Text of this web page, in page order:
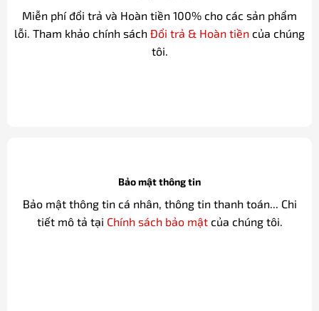
Miễn phí đổi trả và Hoàn tiền 100% cho các sản phẩm
lỗi. Tham khảo chính sách Đổi trả & Hoàn tiền của chúng
tôi.
Bảo mật thông tin
Bảo mật thông tin cá nhân, thông tin thanh toán... Chi
tiết mô tả tại Chính sách bảo mậtcủa chúng tôi.